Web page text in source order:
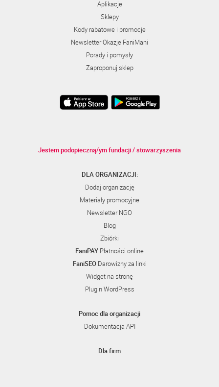
Aplikacje
Sklepy
Kody rabatowe i promocje
Newsletter Okazje FaniMani
Porady i pomysły
Zaproponuj sklep
Jestem podopieczną/ym fundacji / stowarzyszenia
DLA ORGANIZACJI:
Dodaj organizację
Materiały promocyjne
Newsletter NGO
Blog
Zbiórki
FaniPAY Płatności online
FaniSEODarowizny za linki
Widget na stronę
Plugin WordPress
Pomoc dla organizacji
Dokumentacja API
Dla firm